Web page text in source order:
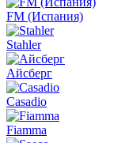
FM (Испания)
Stahler
Айсберг
Casadio
Fiamma